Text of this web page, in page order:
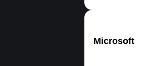
Microsoft